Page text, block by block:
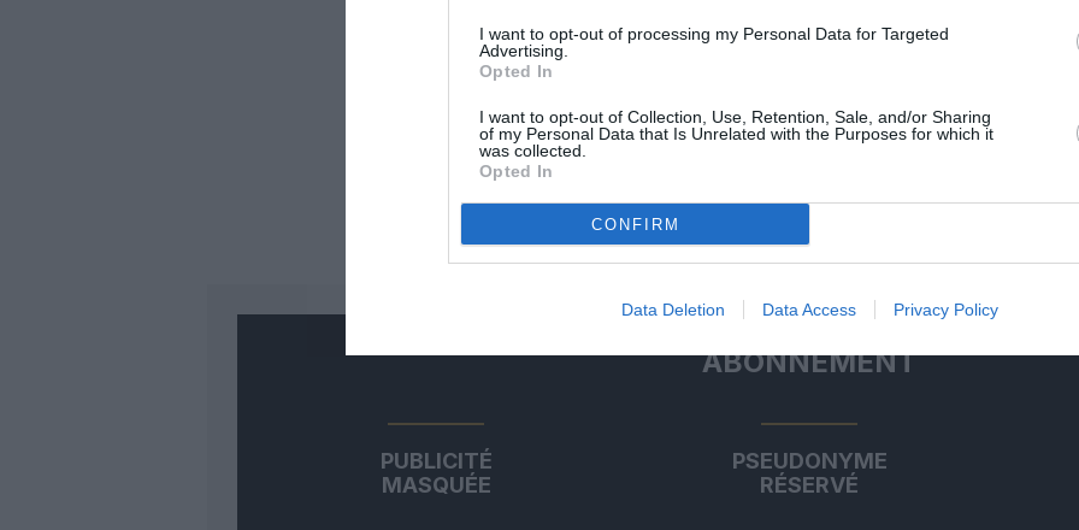
I want to opt-out of processing my Personal Data for Targeted
Advertising.
Opted In
I want to opt-out of Collection, Use, Retention, Sale, and/or Sharing
of my Personal Data that Is Unrelated with the Purposes for which it
was collected.
Opted In
CONFIRM
Data Deletion Data Access Privacy Policy
ABONNEMENT
PUBLICITÉ
MASQUÉE
PSEUDONYME
RÉSERVÉ